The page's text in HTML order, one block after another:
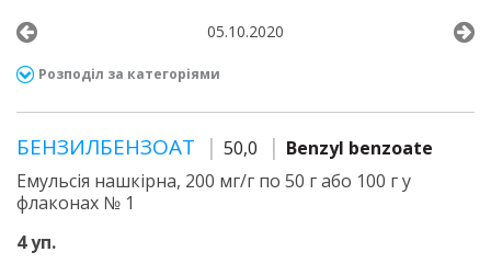
05.10.2020
Розподіл за категоріями
БЕНЗИЛБЕНЗОАТ 50,0
Benzyl benzoate
Емульсія нашкірна, 200 мг/г по 50 г або 100 г у
флаконах № 1
4 уп.